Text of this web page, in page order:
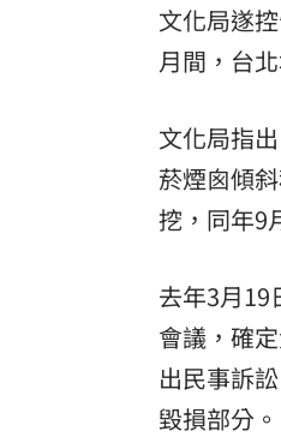
泰校園爆槍
掃把刺眼傷
蘋果砍價失
新北國王簽
台灣彩券開
LIVE三立
三立iNEWS
商場戰國來
文化局遂
月間，台
文化局指
菸煙囪傾
挖，同年9
去年3月19
會議，確
出民事訴
毀損部分。